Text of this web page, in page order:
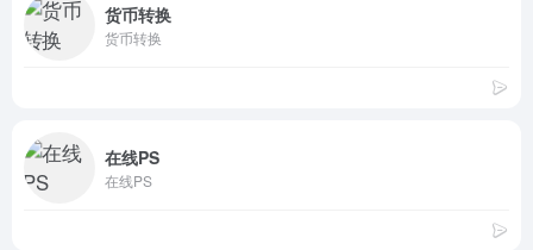
货币转换
货币转换
在线PS
在线PS